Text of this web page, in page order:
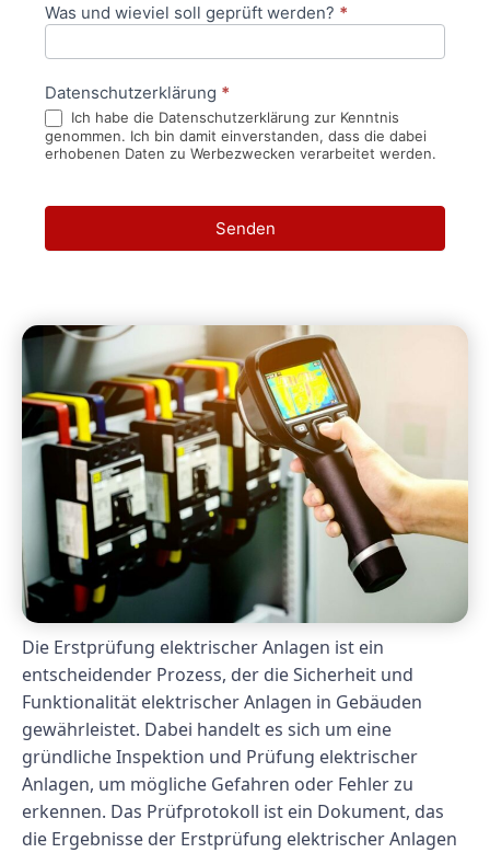
Was und wieviel soll geprüft werden? *
Datenschutzerklärung *
Ich habe die Datenschutzerklärung zur Kenntnis
genommen. Ich bin damit einverstanden, dass die dabei
erhobenen Daten zu Werbezwecken verarbeitet werden.
Senden
Die Erstprüfung elektrischer Anlagen ist ein
entscheidender Prozess, der die Sicherheit und
Funktionalität elektrischer Anlagen in Gebäuden
gewährleistet. Dabei handelt es sich um eine
gründliche Inspektion und Prüfung elektrischer
Anlagen, um mögliche Gefahren oder Fehler zu
erkennen. Das Prüfprotokoll ist ein Dokument, das
die Ergebnisse der Erstprüfung elektrischer Anlagen